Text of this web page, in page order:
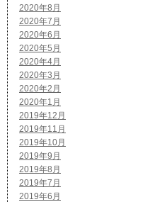
2020年8月
2020年7月
2020年6月
2020年5月
2020年4月
2020年3月
2020年2月
2020年1月
2019年12月
2019年11月
2019年10月
2019年9月
2019年8月
2019年7月
2019年6月